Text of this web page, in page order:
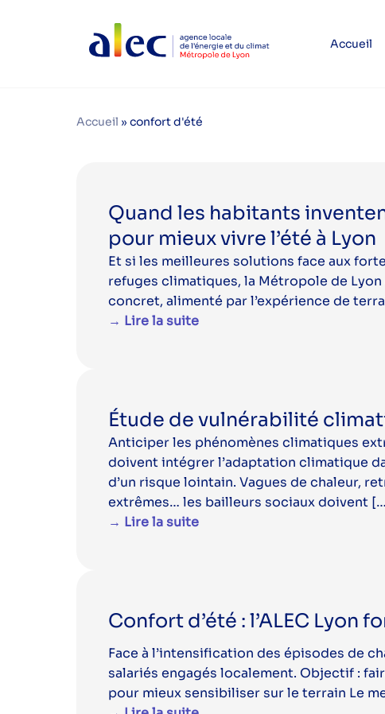
Accueil
Accueil » confort d'été
Quand les habitants
pour mieux vivre l’été à Lyon
Et si les meilleures solutions face aux
refuges climatiques, la Métropole de
concret, alimenté par l’expérience de
→ Lire la suite
Étude de vulnérabilité
Anticiper les phénomènes climatiques
doivent intégrer l’adaptation climatique
d’un risque lointain. Vagues de chaleur,
extrêmes… les bailleurs sociaux doivent
→ Lire la suite
Confort d’été : l’ALEC Lyon
Face à l’intensification des épisodes de
salariés engagés localement. Objectif :
pour mieux sensibiliser sur le terrain Le